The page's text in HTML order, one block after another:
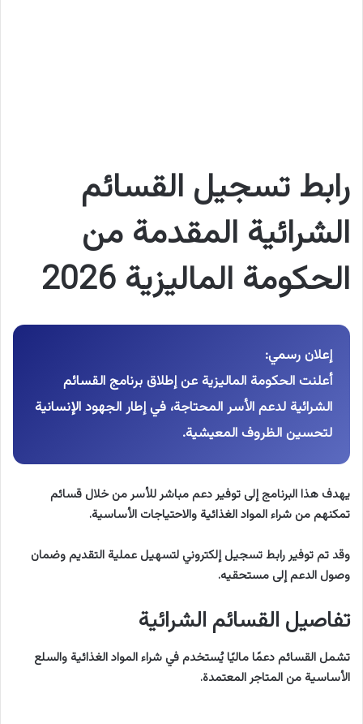
رابط تسجيل القسائم
الشرائية المقدمة من
الحكومة الماليزية 2026
إعلان رسمي:
أعلنت الحكومة الماليزية عن إطلاق برنامج القسائم
الشرائية لدعم الأسر المحتاجة، في إطار الجهود الإنسانية
لتحسين الظروف المعيشية.
يهدف هذا البرنامج إلى توفير دعم مباشر للأسر من خلال قسائم
تمكنهم من شراء المواد الغذائية والاحتياجات الأساسية.
وقد تم توفير رابط تسجيل إلكتروني لتسهيل عملية التقديم وضمان
وصول الدعم إلى مستحقيه.
تفاصيل القسائم الشرائية
تشمل القسائم دعمًا ماليًا يُستخدم في شراء المواد الغذائية والسلع
الأساسية من المتاجر المعتمدة.